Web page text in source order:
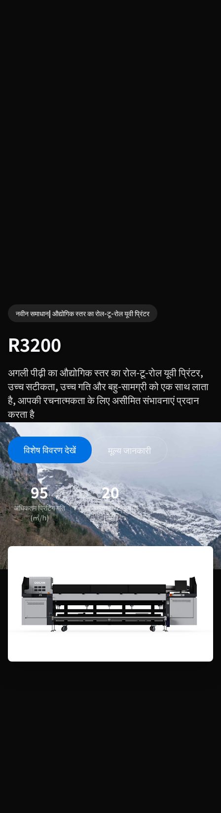
नवीन समाधान| औद्योगिक स्तर का रोल-टू-रोल यूवी प्रिंटर
R3200
अगली पीढ़ी का औद्योगिक स्तर का रोल-टू-रोल यूवी प्रिंटर,
उच्च सटीकता, उच्च गति और बहु-सामग्री को एक साथ लाता
है, आपकी रचनात्मकता के लिए असीमित संभावनाएं प्रदान
करता है
विशेष विवरण देखें मूल्य जानकारी
95
अधिकतम प्रिंटिंग गति
(㎡/h)
20
अधिकतम प्रिंट ऊंचाई
(मिमी)